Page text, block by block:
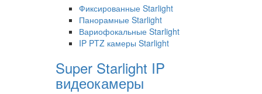
Фиксированные Starlight
Панорамные Starlight
Вариофокальные Starlight
IP PTZ камеры Starlight
Super Starlight IP
видеокамеры